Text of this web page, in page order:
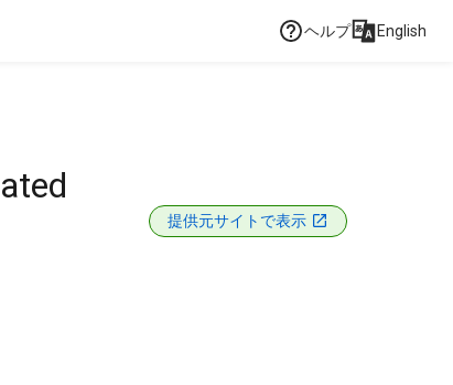
ヘルプ English
提供元サイトで表示